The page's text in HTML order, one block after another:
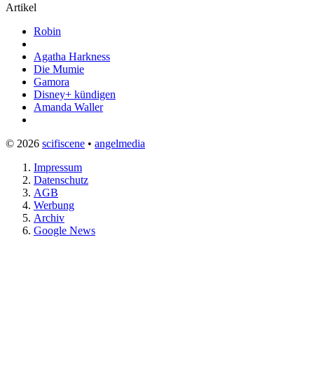
Artikel
Robin
Agatha Harkness
Die Mumie
Gamora
Disney+ kündigen
Amanda Waller
© 2026 scifiscene • angelmedia
Impressum
Datenschutz
AGB
Werbung
Archiv
Google News